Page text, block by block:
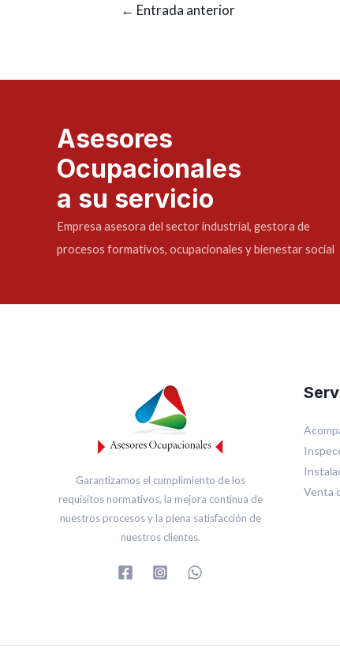
← Entrada anterior
Asesores
Ocupacionales
a su servicio
Empresa asesora del sector industrial, gestora de
procesos formativos, ocupacionales y bienestar social
Garantizamos el cumplimiento de los
requisitos normativos, la mejora continua de
nuestros procesos y la plena satisfacción de
nuestros clientes.
Venta